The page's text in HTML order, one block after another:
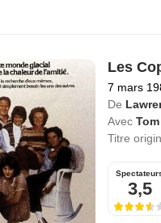
Les
7 mars
De
Avec
Titre
3,5